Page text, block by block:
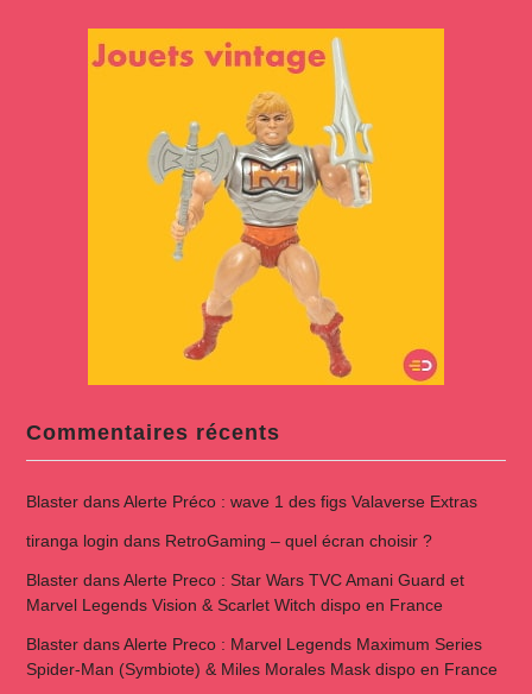
Commentaires récents
BlasterdansAlerte Préco : wave 1 des figs Valaverse Extras
tiranga login dans RetroGaming – quel écran choisir ?
BlasterdansAlerte Preco : Star Wars TVC Amani Guard et
Marvel Legends Vision & Scarlet Witch dispo en France
BlasterdansAlerte Preco : Marvel Legends Maximum Series
Spider-Man (Symbiote) & Miles Morales Mask dispo en France